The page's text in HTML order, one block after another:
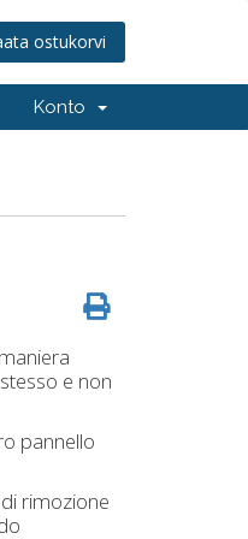
ostukorvi
Konto
e non
pannello
rimozione